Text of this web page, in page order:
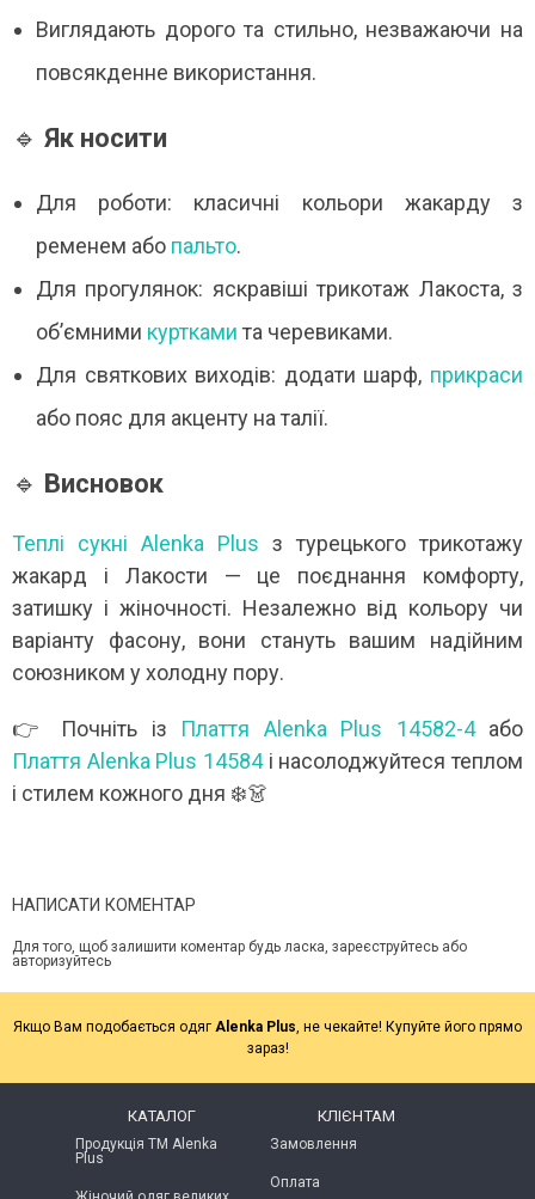
Виглядають дорого та стильно, незважаючи на
повсякденне використання.
🔹 Як носити
Для роботи: класичні кольори жакарду з
ременем або пальто.
Для прогулянок: яскравіші трикотаж Лакоста, з
об’ємними курткамита черевиками.
Для святкових виходів: додати шарф, прикраси
або пояс для акценту на талії.
🔹 Висновок
Теплі сукні Alenka Plus з турецького трикотажу
жакард і Лакости — це поєднання комфорту,
затишку і жіночності. Незалежно від кольору чи
варіанту фасону, вони стануть вашим надійним
союзником у холодну пору.
👉 Почніть із Плаття Alenka Plus 14582-4або
Плаття Alenka Plus 14584і насолоджуйтеся теплом
і стилем кожного дня ❄️👗
НАПИСАТИ КОМЕНТАР
Для того, щоб залишити коментар будь ласка, зареєструйтесь або
авторизуйтесь
Якщо Вам подобається одяг Alenka Plus, не чекайте! Купуйте його прямо
зараз!
КАТАЛОГ
Продукція ТМ Alenka
Plus
КЛІЄНТАМ
Замовлення
Оплата